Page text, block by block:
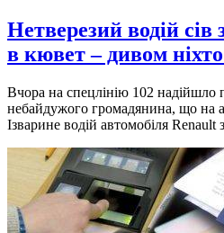
Нетверезий водій сів
в кювет – дивом
Вчора на спецлінію 102 надійшло
небайдужого громадянина, що на
Ізварине водій автомобіля